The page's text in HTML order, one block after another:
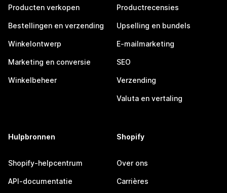
Producten verkopen
Bestellingen en verzending
Winkelontwerp
Marketing en conversie
Winkelbeheer
Productrecensies
Upselling en bundels
E-mailmarketing
SEO
Verzending
Valuta en vertaling
Hulpbronnen
Shopify-helpcentrum
API-documentatie
Shopify
Over ons
Carrières